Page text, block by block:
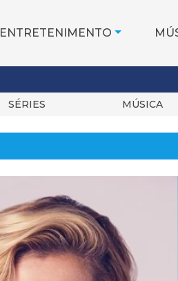
ENTRETENIMENTO
SÉRIES MÚSICA